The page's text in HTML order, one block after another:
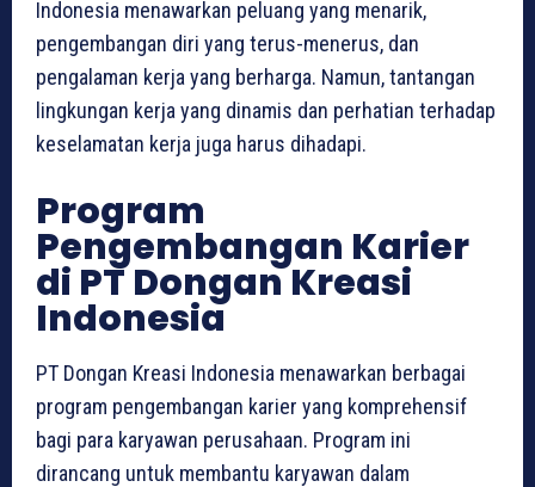
Indonesia menawarkan peluang yang menarik,
pengembangan diri yang terus-menerus, dan
pengalaman kerja yang berharga. Namun, tantangan
lingkungan kerja yang dinamis dan perhatian terhadap
keselamatan kerja juga harus dihadapi.
Program
Pengembangan Karier
di PT Dongan Kreasi
Indonesia
PT Dongan Kreasi Indonesia menawarkan berbagai
program pengembangan karier yang komprehensif
bagi para karyawan perusahaan. Program ini
dirancang untuk membantu karyawan dalam